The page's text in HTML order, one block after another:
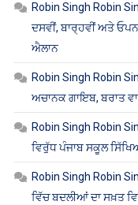
Robin Singh Robin
ਦਸਵੀਂ, ਬਾਰ੍ਹਵੀਂ ਅਤੇ
ਐਲਾਨ
Robin Singh Robin
ਅਚਾਨਕ ਗਾਇਬ, ਬਰਾਤ
Robin Singh Robin
ਵਿਰੁੱਧ ਪੰਜਾਬ ਸਕੂਲ
Robin Singh Robin
ਵਿੱਚ ਬਦਲੀਆਂ ਦਾ ਸਖ਼ਤ